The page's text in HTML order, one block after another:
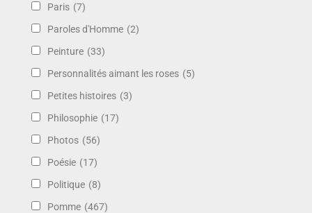
Paris (7)
Paroles d'Homme (2)
Peinture (33)
Personnalités aimant les roses (5)
Petites histoires (3)
Philosophie (17)
Photos (56)
Poésie (17)
Politique (8)
Pomme (467)